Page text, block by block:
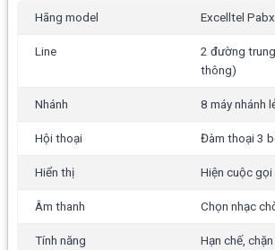
Hiện số thuê bao gọi đến, khi chuyển
gọi nội bộ.
Lời chào tự động thời gian tối đa 60
Tùy chọn đổi số từ 1 đến 4.
Chọn nhạc chờ.
Hạn chế thời lượng hoặc chặn hoàn
đi, đến đối với danh sách số hoặc tất
Hãng model Excelltel
Line
2 đường
thông)
Nhánh 8 máy nhánh
Hội thoại Đàm thoại 3
Hiển thị Hiện cuộc gọi
Âm thanh Chọn nhạc
Tính năng Hạn chế,